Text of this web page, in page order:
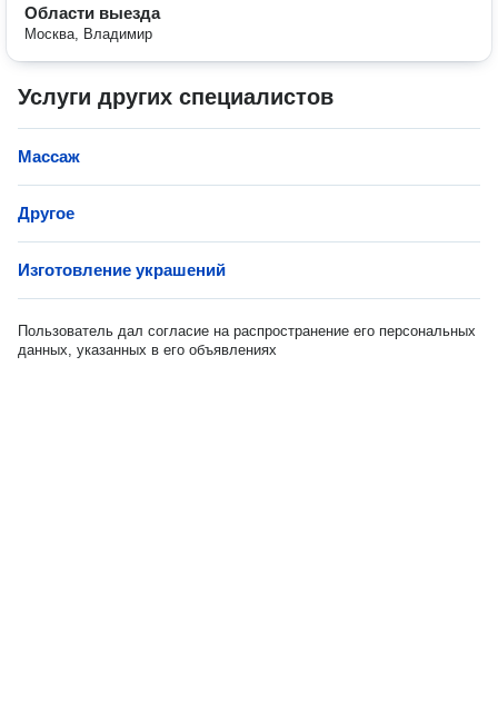
Области выезда
Москва, Владимир
Услуги других специалистов
Массаж
Другое
Изготовление украшений
Пользователь дал согласие на распространение его персональных
данных, указанных в его объявлениях